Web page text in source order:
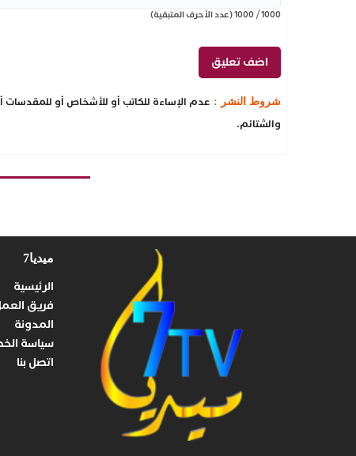
1000
/
1000(عدد الأحرف المتبقية)
شروط النشر : عدم الإساءة للكاتب أو للأشخاص أو للمقدسات
والشتائم.
ميديا7
الرئيسية
فريق
المدونة
سياسة
اتصل بنا